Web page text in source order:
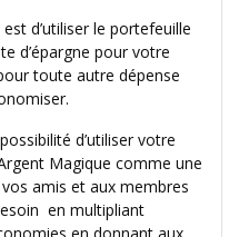
d’utiliser le portefeuille
d’épargne pour votre
toute autre dépense
d’utiliser votre
Magique comme une
amis et aux membres
en multipliant
en donnant aux